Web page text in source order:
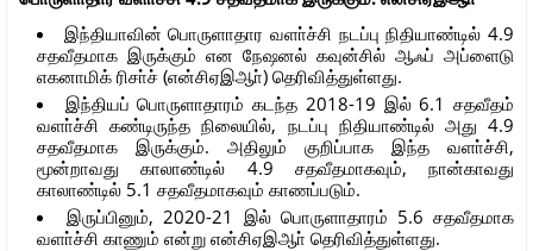
இந்தியாவின் பொருளாதார வளா்ச்சி நடப்பு நிதியாண்டில் 4.9
சதவீதமாக இருக்கும் என நேஷனல் கவுன்சில் ஆஃப் அப்ளைடு
எகனாமிக் ரிசா்ச் (என்சிஏஇஆா்) தெரிவித்துள்ளது.
இந்தியப் பொருளாதாரம் கடந்த 2018-19 இல் 6.1 சதவீதம்
வளா்ச்சி கண்டிருந்த நிலையில், நடப்பு நிதியாண்டில் அது 4.9
சதவீதமாக இருக்கும். அதிலும் குறிப்பாக இந்த வளா்ச்சி,
மூன்றாவது காலாண்டில் 4.9 சதவீதமாகவும், நான்காவது
காலாண்டில் 5.1 சதவீதமாகவும் காணப்படும்.
இருப்பினும், 2020-21 இல் பொருளாதாரம் 5.6 சதவீதமாக
வளா்ச்சி காணும் என்று என்சிஏஇஆா் தெரிவித்துள்ளது.